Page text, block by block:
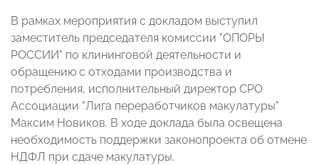
В рамках мероприятия с докладом выступил
заместитель председателя комиссии "ОПОРЫ
РОССИИ" по клининговой деятельности и
обращению с отходами производства и
потребления, исполнительный директор СРО
Ассоциации "Лига переработчиков макулатуры"
Максим Новиков. В ходе доклада была освещена
необходимость поддержки законопроекта об отмене
НДФЛ при сдаче макулатуры.